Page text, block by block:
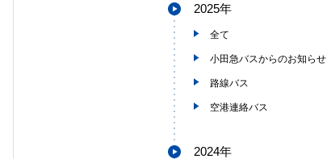
2025年
全て
小田急バスからのお知らせ
路線バス
空港連絡バス
2024年